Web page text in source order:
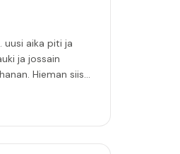
ja jossain
siis